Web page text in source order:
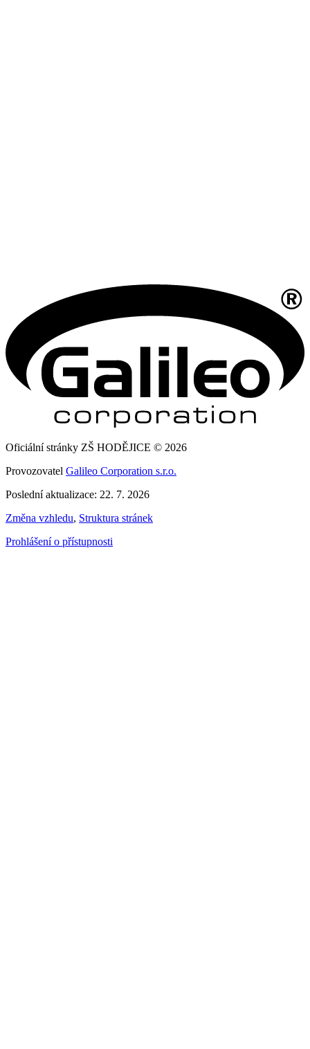
Oficiální stránky ZŠ HODĚJICE © 2026
Provozovatel Galileo Corporation s.r.o.
Poslední aktualizace: 22. 7. 2026
Změna vzhledu, Struktura stránek
Prohlášení o přístupnosti